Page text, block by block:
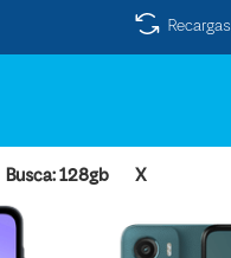
Recargas
Busca: 128gb X